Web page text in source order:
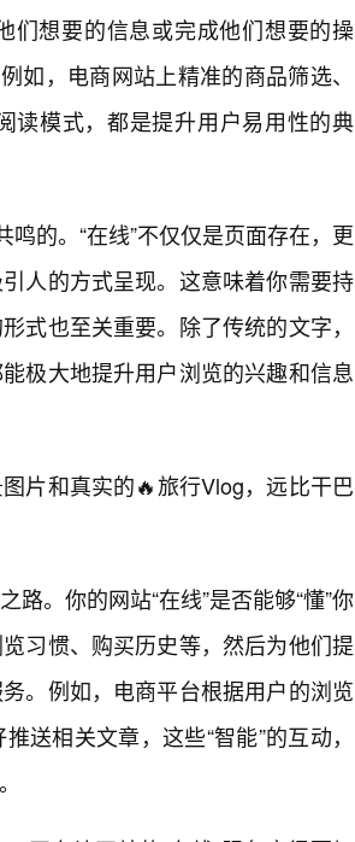
们想要的信息或完成他们想要的操
如，电商网站上精准的商品筛选、
读模式，都是提升用户易用性的典
的。“在线”不仅仅是页面存在，更
人的方式呈现。这意味着你需要持
式也至关重要。除了传统的文字，
极大地提升用户浏览的兴趣和信息
片和真实的🔥旅行Vlog，远比干巴
。你的网站“在线”是否能够“懂”你
习惯、购买历史等，然后为他们提
。例如，电商平台根据用户的浏览
送相关文章，这些“智能”的互动，